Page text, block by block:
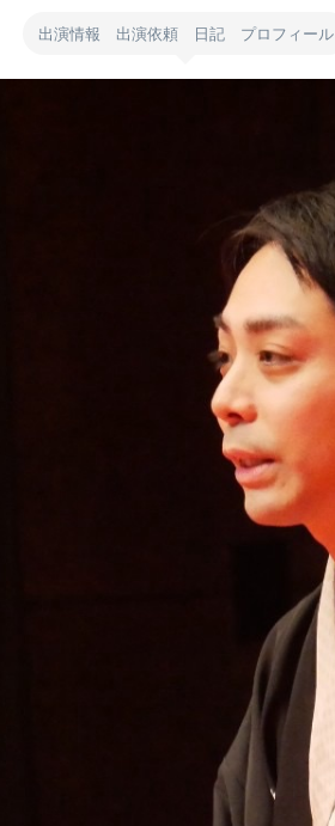
出演情報 出演依頼 日記 プロフィール